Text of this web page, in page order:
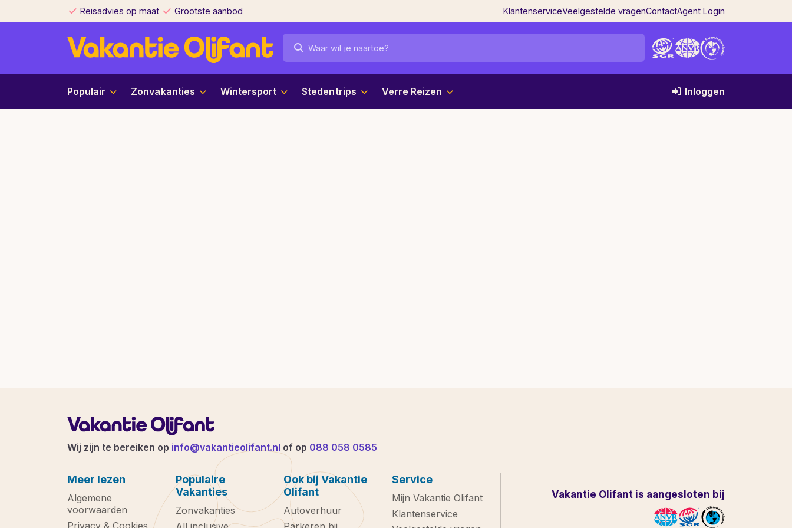
Reisadvies op maat Grootste aanbod KlantenserviceVeelgestelde vragenContactAgent Login
Populair Zonvakanties Wintersport Stedentrips Verre Reizen Inloggen
Wij zijn te bereiken op info@vakantieolifant.nl of op 088 058 0585
Meer lezen
Algemene
voorwaarden
Privacy & Cookies
Populaire
Vakanties
Zonvakanties
Ook bij Vakantie
Olifant
Autoverhuur
Service
Mijn Vakantie Olifant
Klantenservice
Vakantie Olifant is aangesloten bij